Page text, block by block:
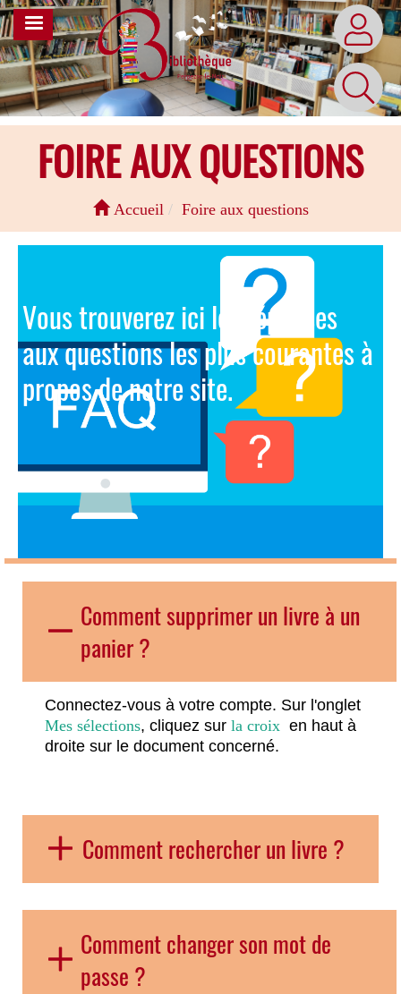
Aller
au
contenu
principal
MENU
FOIRE AUX QUESTIONS
Accueil Foire aux questions
Vous trouverez ici les réponses
aux questions les plus courantes à
propos de notre site.
Comment supprimer un livre à un
panier ?
Connectez-vous à votre compte. Sur l'onglet
Mes sélections, cliquez sur la croix en haut à
droite sur le document concerné.
Comment rechercher un livre ?
Comment changer son mot de
passe ?